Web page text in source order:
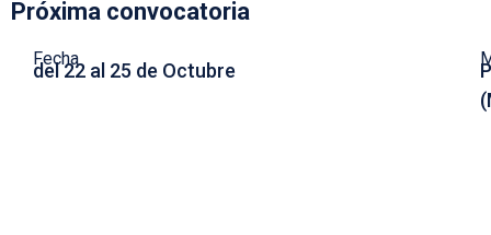
Próxima convocatoria
Fecha
del 22 al 25 de Octubre